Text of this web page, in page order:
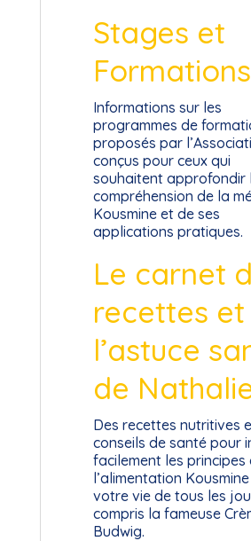
Stages et
Formations
Informations sur les
programmes de
proposés par
conçus pour ceux qui
souhaitent approfondir
compréhension de la
Kousmine et de ses
applications pratiques.
Le carnet
recettes et
l’astuce
de
Des recettes nutritives
conseils de santé pour
facilement les principes
l’alimentation
votre vie de tous les
compris la fameuse
Budwig.